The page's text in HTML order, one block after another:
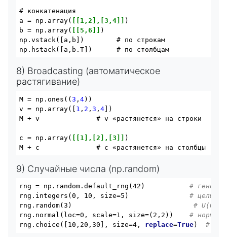
# конкатенация
a = np.array(
[[1,2],[3,4]]
)
b = np.array(
[[5,6]]
)
np.vstack([a,b])        # по строкам
8) Broadcasting (автоматическое
растягивание)
M = np.ones((3 ,4))
v = np.array([ 1 , 2 ,3 ,4])
M + v              # v «растянется» на строки
c = np.array( [[1],[2],[3]] )
9) Случайные числа (np.random)
rng = np.random.default_rng(42) #
rng.integers(0, 10, size=5) # целые
rng.random(3) #
rng.normal(loc=0, scale=1, size=(2,2)) #
rng.choice([10,20,30], size=4, replace=True) #